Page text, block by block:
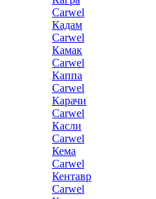
Carwel
Кадам
Carwel
Камак
Carwel
Каппа
Carwel
Карачи
Carwel
Касли
Carwel
Кема
Carwel
Кентавр
Carwel